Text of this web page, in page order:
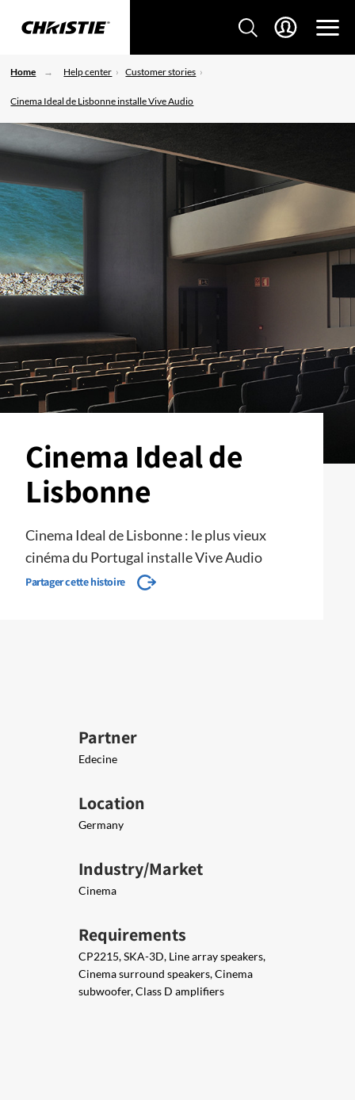
Home Help center Customer stories
Cinema Ideal de Lisbonne installe Vive Audio
Cinema Ideal de
Lisbonne
Cinema Ideal de Lisbonne : le plus vieux
cinéma du Portugal installe Vive Audio
Partager cette histoire
Partner
Edecine
Location
Germany
Industry/Market
Cinema
Requirements
CP2215, SKA-3D, Line array speakers,
Cinema surround speakers, Cinema
subwoofer, Class D amplifiers